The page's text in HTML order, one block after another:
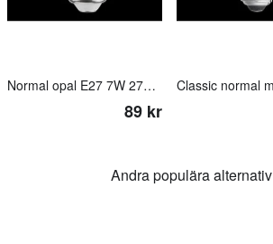
Normal opal E27 7W 2700K 3-steg dimbar minne
89 kr
Andra populära alternativ